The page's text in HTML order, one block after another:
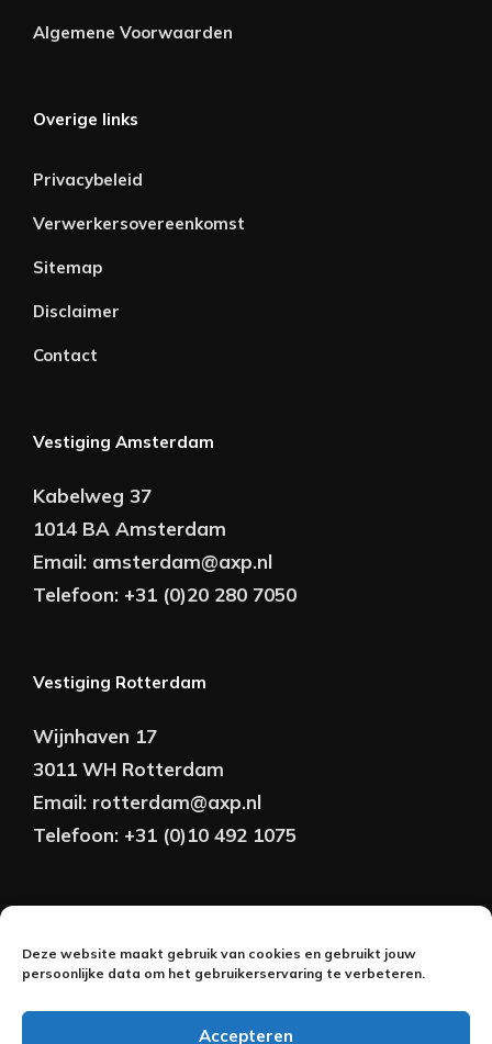
Deze website maakt gebruik van cookies en gebruikt jouw
persoonlijke data om het gebruikerservaring te verbeteren.
Accepteren
Algemene Voorwaarden
Overige links
Privacybeleid
Verwerkersovereenkomst
Sitemap
Disclaimer
Contact
Vestiging Amsterdam
Kabelweg 37
1014 BA Amsterdam
Email: amsterdam@axp.nl
Telefoon: +31 (0)20 280 7050
Vestiging Rotterdam
Wijnhaven 17
3011 WH Rotterdam
Email: rotterdam@axp.nl
Telefoon: +31 (0)10 492 1075
Onderhoud: